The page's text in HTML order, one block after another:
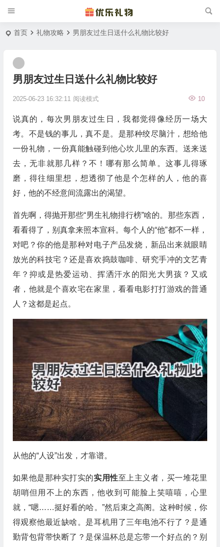
首页 礼物攻略 男朋友过生日送什么礼物比较好
男朋友过生日送什么礼物比较好
2025-06-23 16:32:11 10
阅读模式
说真的，每次男朋友过生日，我都觉得像经历一场大
考。不是钱的事儿，真不是。是那种绞尽脑汁，想给他
一份礼物，一份真能触碰到他心坎儿里的东西。送来送
去，无非就那几样？不！哪有那么简单。这事儿得琢
磨，得往细里想，想透彻了他是个怎样的人，他的喜
好，他的不经意间流露出的渴望。
首先啊，得抛开那些“男生礼物排行榜”啥的。那些东西，
看看得了，别真拿来照本宣科。每个人的“他”都不一样，
对吧？你的他是那种对电子产品发烧，新品出来就眼睛
放光的科技宅？还是喜欢捣鼓咖啡、研究手冲的文艺青
年？抑或是热爱运动、挥洒汗水的阳光大男孩？又或
者，他就是个喜欢宅在家里，看看电影打打游戏的普通
人？这都是起点。
从他的“人设”出发，才靠谱。
如果他是那种实打实的实用性至上主义者，买一堆花里
胡哨但用不上的东西，他收到可能脸上笑嘻嘻，心里
就，“嗯……挺好看的哈。”然后束之高阁。这种时候，你
得观察他最近缺啥。是耳机用了三年电池不行了？是通
勤背包背带快断了？是保温杯总是忘带一个好点的？别